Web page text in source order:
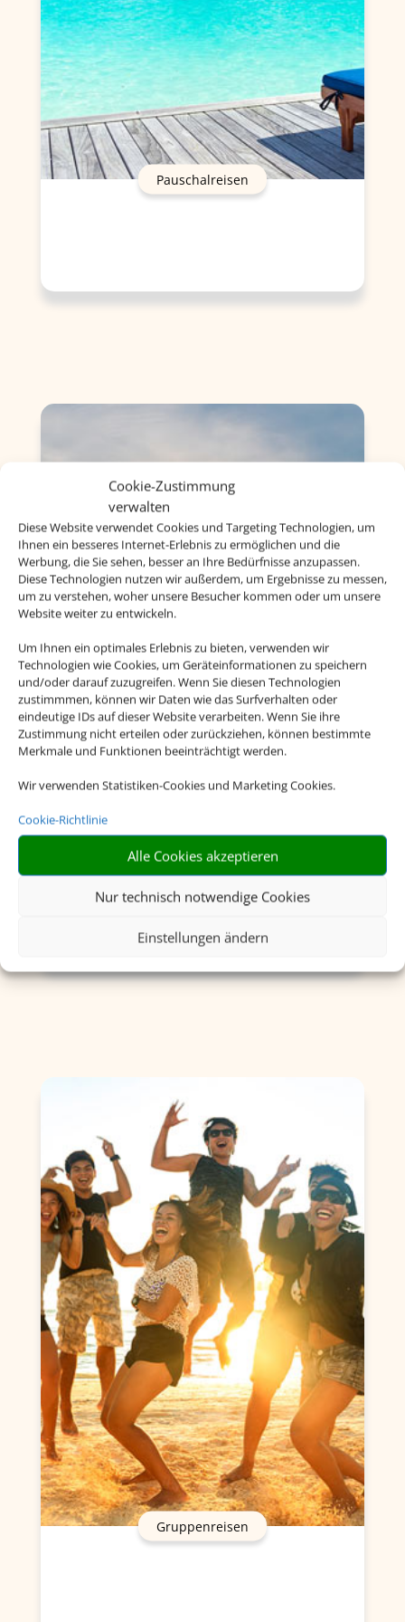
Cookie-Zustimmung
verwalten
Diese Website verwendet Cookies und Targeting Technologien, um
Ihnen ein besseres Internet-Erlebnis zu ermöglichen und die
Werbung, die Sie sehen, besser an Ihre Bedürfnisse anzupassen.
Diese Technologien nutzen wir außerdem, um Ergebnisse zu messen,
um zu verstehen, woher unsere Besucher kommen oder um unsere
Website weiter zu entwickeln.
Um Ihnen ein optimales Erlebnis zu bieten, verwenden wir
Technologien wie Cookies, um Geräteinformationen zu speichern
und/oder darauf zuzugreifen. Wenn Sie diesen Technologien
zustimmmen, können wir Daten wie das Surfverhalten oder
eindeutige IDs auf dieser Website verarbeiten. Wenn Sie ihre
Zustimmung nicht erteilen oder zurückziehen, können bestimmte
Merkmale und Funktionen beeinträchtigt werden.
Wir verwenden Statistiken-Cookies und Marketing Cookies.
Cookie-Richtlinie
Alle Cookies akzeptieren
Nur technisch notwendige Cookies
Einstellungen ändern
Pauschalreisen
Rundreisen
Gruppenreisen